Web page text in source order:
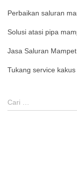
Perbaikan saluran
Solusi atasi pipa
Jasa Saluran
Tukang service
Cari …